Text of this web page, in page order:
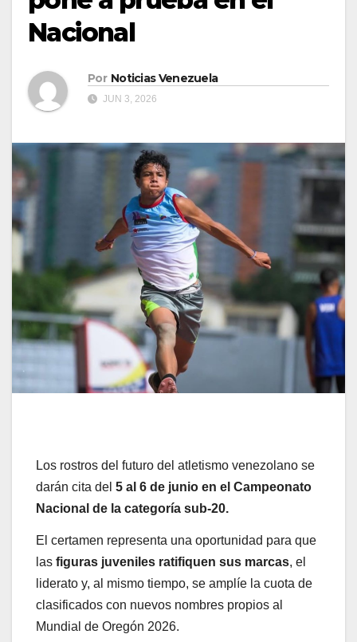
Nacional
Por Noticias Venezuela
JUN 3, 2026
Los rostros del futuro del atletismo venezolano se
darán cita del 5 al 6 de junio en el Campeonato
Nacional de la categoría sub-20.
El certamen representa una oportunidad para que
las figuras juveniles ratifiquen sus marcas, el
liderato y, al mismo tiempo, se amplíe la cuota de
clasificados con nuevos nombres propios al
Mundial de Oregón 2026.